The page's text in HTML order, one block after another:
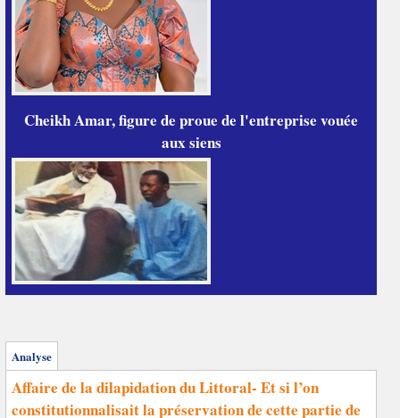
Cheikh Amar, figure de proue de l'entreprise vouée
aux siens
Analyse
Affaire de la dilapidation du Littoral- Et si l’on
constitutionnalisait la préservation de cette partie de